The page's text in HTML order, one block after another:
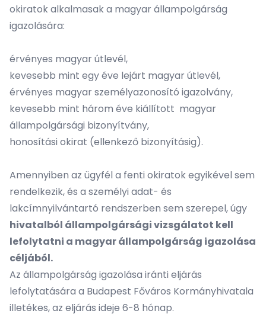
okiratok alkalmasak a magyar állampolgárság
igazolására:
érvényes magyar útlevél,
kevesebb mint egy éve lejárt magyar útlevél,
érvényes magyar személyazonosító igazolvány,
kevesebb mint három éve kiállított magyar
állampolgársági bizonyítvány,
honosítási okirat (ellenkező bizonyításig).
Amennyiben az ügyfél a fenti okiratok egyikével sem
rendelkezik, és a személyi adat- és
lakcímnyilvántartó rendszerben sem szerepel, úgy
hivatalból állampolgársági vizsgálatot kell
lefolytatni a magyar állampolgárság igazolása
céljából.
Az állampolgárság igazolása iránti eljárás
lefolytatására a Budapest Főváros Kormányhivatala
illetékes, az eljárás ideje 6-8 hónap.